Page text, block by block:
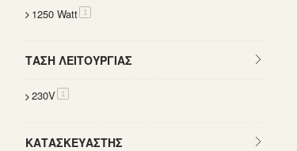
1250 Watt 1
ΤΆΣΗ ΛΕΙΤΟΥΡΓΊΑΣ
230V 1
ΚΑΤΑΣΚΕΥΑΣΤΉΣ